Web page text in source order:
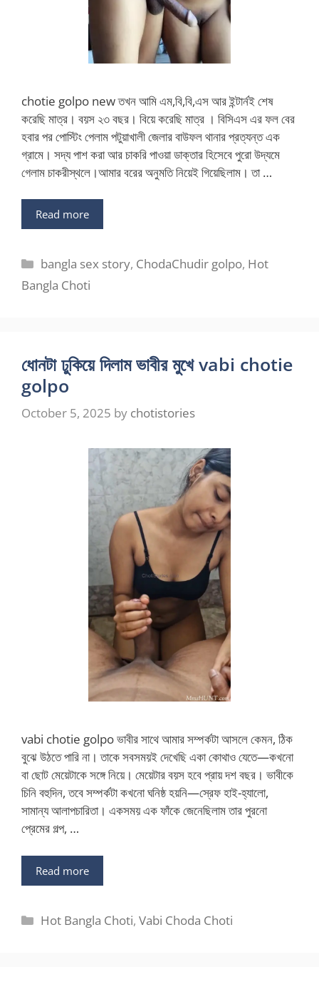
chotie golpo new তখন আমি এম,বি,বি,এস আর ইন্টার্নই শেষ
করেছি মাত্র। বয়স ২৩ বছর। বিয়ে করেছি মাত্র । বিসিএস এর ফল বের
হবার পর পোস্টিং পেলাম পটুয়াখালী জেলার বাউফল থানার প্রত্যন্ত এক
গ্রামে। সদ্য পাশ করা আর চাকরি পাওয়া ডাক্তার হিসেবে পুরো উদ্যমে
গেলাম চাকরীস্থলে।আমার বরের অনুমতি নিয়েই গিয়েছিলাম। তা …
Read more
Categories
bangla sex story, ChodaChudir golpo, Hot
Bangla Choti
ধোনটা ঢুকিয়ে দিলাম ভাবীর মুখে vabi chotie
golpo
October 5, 2025 by chotistories
vabi chotie golpo ভাবীর সাথে আমার সম্পর্কটা আসলে কেমন, ঠিক
বুঝে উঠতে পারি না। তাকে সবসময়ই দেখেছি একা কোথাও যেতে—কখনো
বা ছোট মেয়েটাকে সঙ্গে নিয়ে। মেয়েটার বয়স হবে প্রায় দশ বছর। ভাবীকে
চিনি বহুদিন, তবে সম্পর্কটা কখনো ঘনিষ্ঠ হয়নি—স্রেফ হাই-হ্যালো,
সামান্য আলাপচারিতা। একসময় এক ফাঁকে জেনেছিলাম তার পুরনো
প্রেমের গল্প, …
Read more
Categories
Hot Bangla Choti,Vabi Choda Choti